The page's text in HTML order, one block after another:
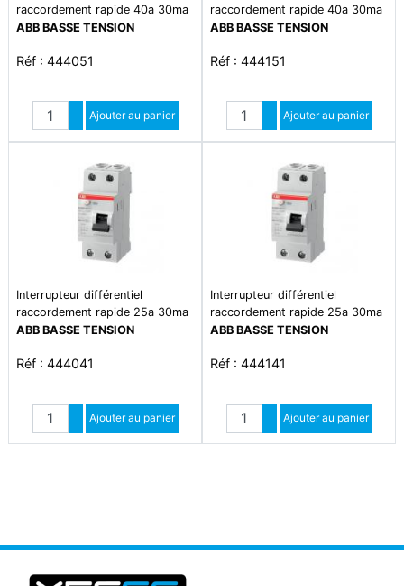
raccordement rapide 40a 30ma
type ac
ABB BASSE TENSION
Réf : 444051
Quantité
Augmenter quantité
Diminuer quantité
Ajouter au panier
raccordement rapide 40a 30ma
type a
ABB BASSE TENSION
Réf : 444151
Quantité
Augmenter quantité
Diminuer quantité
Ajouter au panier
Interrupteur différentiel
raccordement rapide 25a 30ma
type ac
ABB BASSE TENSION
Réf : 444041
Quantité
Augmenter quantité
Diminuer quantité
Ajouter au panier
Interrupteur différentiel
raccordement rapide 25a 30ma
type a
ABB BASSE TENSION
Réf : 444141
Quantité
Augmenter quantité
Diminuer quantité
Ajouter au panier